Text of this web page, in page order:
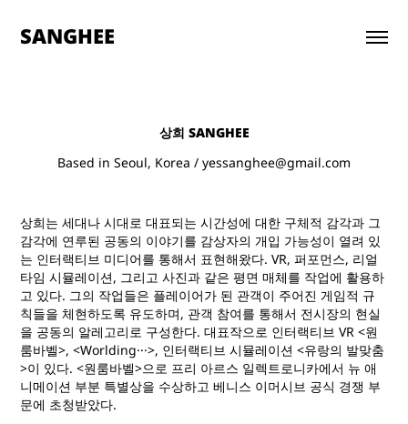
SANGHEE
상희 SANGHEE
Based in Seoul, Korea / yessanghee@gmail.com
상희는 세대나 시대로 대표되는 시간성에 대한 구체적 감각과 그
감각에 연루된 공동의 이야기를 감상자의 개입 가능성이 열려 있
는 인터랙티브 미디어를 통해서 표현해왔다. VR, 퍼포먼스, 리얼
타임 시뮬레이션, 그리고 사진과 같은 평면 매체를 작업에 활용하
고 있다. 그의 작업들은 플레이어가 된 관객이 주어진 게임적 규
칙들을 체현하도록 유도하며, 관객 참여를 통해서 전시장의 현실
을 공동의 알레고리로 구성한다. 대표작으로 인터랙티브 VR <원
룸바벨>, <Worlding···>, 인터랙티브 시뮬레이션 <유랑의 발맞춤
>이 있다. <원룸바벨>으로 프리 아르스 일렉트로니카에서 뉴 애
니메이션 부분 특별상을 수상하고 베니스 이머시브 공식 경쟁 부
문에 초청받았다.